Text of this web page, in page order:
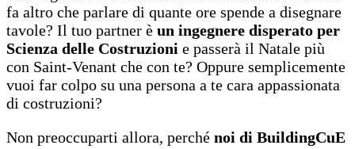
fa altro che parlare di quante ore spende a disegnare
tavole? Il tuo partner è un ingegnere disperato per
Scienza delle Costruzioni e passerà il Natale più
con Saint-Venant che con te? Oppure semplicemente
vuoi far colpo su una persona a te cara appassionata
di costruzioni?
Non preoccuparti allora, perché noi di BuildingCuE